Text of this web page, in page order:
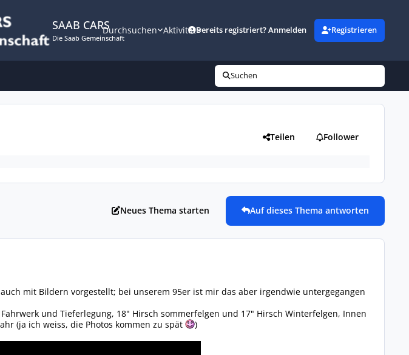
SAAB CARS
Die Saab Gemeinschaft
Durchsuchen AktivitätBereits registriert? Anmelden Registrieren
Suchen
Teilen Follower
Neues Thema starten Auf dieses Thema antworten
mit Bildern vorgestellt; bei unserem 95er ist mir das aber irgendwie untergegangen
und Tieferlegung, 18" Hirsch sommerfelgen und 17" Hirsch Winterfelgen, Innen
(ja ich weiss, die Photos kommen zu spät
)